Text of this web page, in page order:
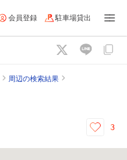
会員登録 駐車場貸出
周辺の検索結果
3